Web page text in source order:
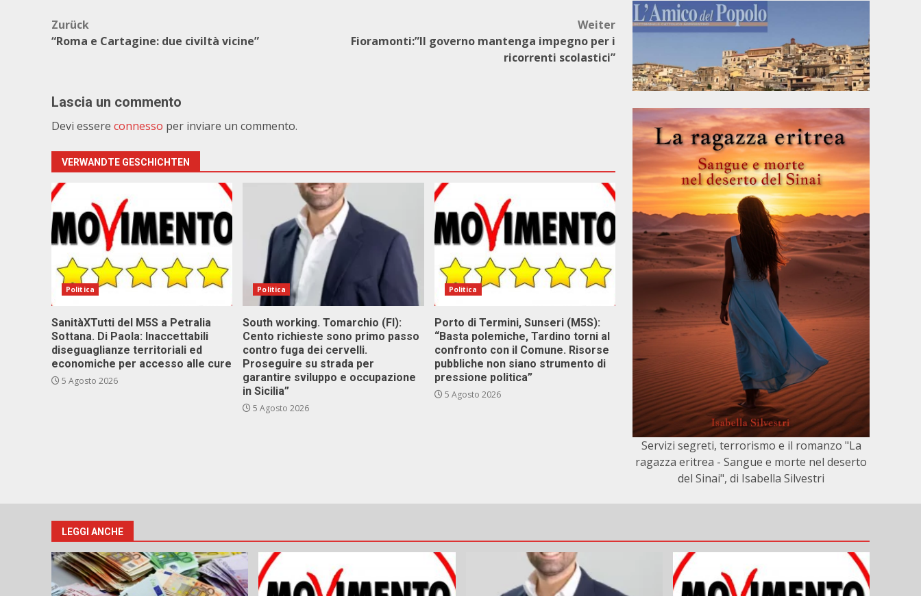
Beitragsnavigation
Zurück
“Roma e Cartagine: due civiltà vicine”
Weiter
Fioramonti:”Il governo mantenga impegno per i
ricorrenti scolastici”
Lascia un commento
Devi essere connesso per inviare un commento.
VERWANDTE GESCHICHTEN
Politica
SanitàXTutti del M5S a Petralia
Sottana. Di Paola: Inaccettabili
diseguaglianze territoriali ed
economiche per accesso alle cure
5 Agosto 2026
Politica
South working. Tomarchio (FI):
Cento richieste sono primo passo
contro fuga dei cervelli.
Proseguire su strada per
garantire sviluppo e occupazione
in Sicilia”
5 Agosto 2026
Politica
Porto di Termini, Sunseri (M5S):
“Basta polemiche, Tardino torni al
confronto con il Comune. Risorse
pubbliche non siano strumento di
pressione politica”
5 Agosto 2026
Servizi segreti, terrorismo e il romanzo "La
ragazza eritrea - Sangue e morte nel deserto
del Sinai", di Isabella Silvestri
LEGGI ANCHE